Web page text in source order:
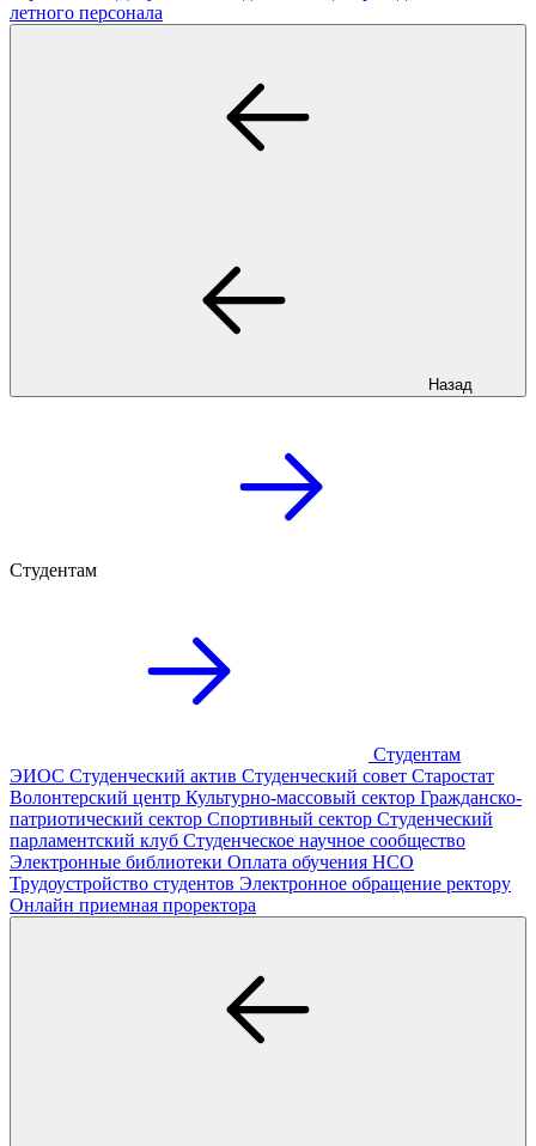
летного персонала
Назад
Студентам
Студентам
ЭИОС Студенческий актив Студенческий совет Старостат
Волонтерский центр Культурно-массовый сектор Гражданско-
патриотический сектор Спортивный сектор Студенческий
парламентский клуб Студенческое научное сообщество
Электронные библиотеки Оплата обучения НСО
Трудоустройство студентов Электронное обращение ректору
Онлайн приемная проректора